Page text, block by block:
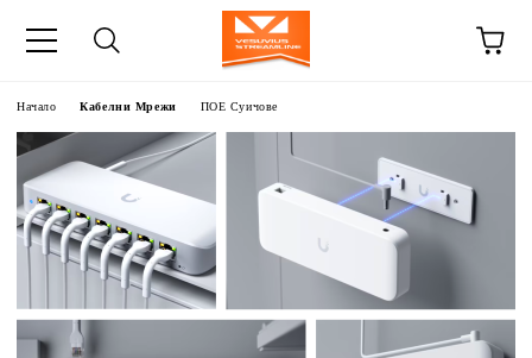
Начало Кабелни Мрежи ПОЕ Суичове